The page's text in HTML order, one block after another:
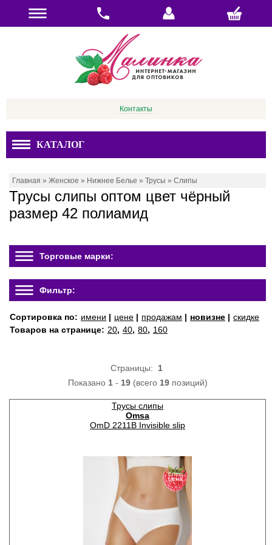
Контакты
КАТАЛОГ
Главная » Женское » Нижнее Белье » Трусы » Слипы
Трусы слипы оптом цвет чёрный
размер 42 полиамид
Торговые марки:
Фильтр:
Сортировка по: имени | цене | продажам | новизне | скидке
Товаров на странице: 20, 40, 80, 160
Страницы: 1
Показано 1- 19(всего 19позиций)
Трусы слипы
Omsa
OmD 2211B Invisible slip
спец
цена